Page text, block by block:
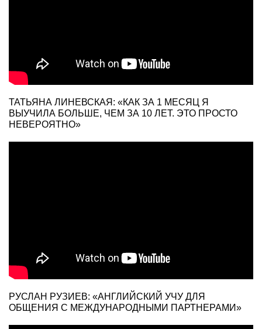
ТАТЬЯНА ЛИНЕВСКАЯ: «КАК ЗА 1 МЕСЯЦ Я
ВЫУЧИЛА БОЛЬШЕ, ЧЕМ ЗА 10 ЛЕТ. ЭТО ПРОСТО
НЕВЕРОЯТНО»
РУСЛАН РУЗИЕВ: «АНГЛИЙСКИЙ УЧУ ДЛЯ
ОБЩЕНИЯ С МЕЖДУНАРОДНЫМИ ПАРТНЕРАМИ»